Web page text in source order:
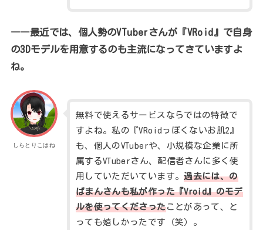
――最近では、個人勢のVTuberさんが『VRoid』で自身
の3Dモデルを用意するのも主流になってきていますよ
ね。
しらとりこはね
無料で使えるサービスならではの特徴で
すよね。私の『VRoidっぽくないお肌2』
も、個人のVTuberや、小規模な企業に所
属するVTuberさん、配信者さんに多く使
用していただいています。過去には、の
ばまんさんも私が作った『Vroid』のモデ
ルを使ってくださったことがあって、と
っても嬉しかったです（笑）。